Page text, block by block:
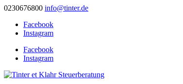
0230676800 info@tinter.de
Facebook
Instagram
Facebook
Instagram